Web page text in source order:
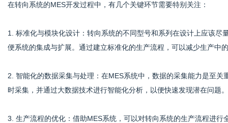
在转向系统的MES开发过程中，有几个关键环节需要特别关注：
1. 标准化与模块化设计：转向系统的不同型号和系列在设计上应该
便系统的集成与扩展。通过建立标准化的生产流程，可以减少生产中
2. 智能化的数据采集与处理：在MES系统中，数据的采集能力是至
时采集，并通过大数据技术进行智能化分析，以便快速发现潜在问题。
3. 生产流程的优化：借助MES系统，可以对转向系统的生产流程进